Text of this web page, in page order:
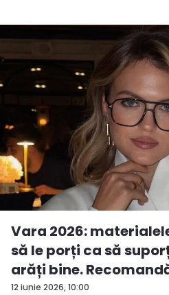
12 iunie 2026, 10:00
Vara 2026:
să le porți ca să
arăți bine.